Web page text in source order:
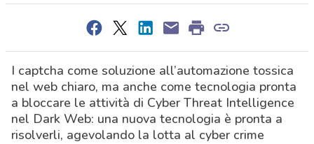
I captcha come soluzione all’automazione tossica
nel web chiaro, ma anche come tecnologia pronta
a bloccare le attività di Cyber Threat Intelligence
nel Dark Web: una nuova tecnologia è pronta a
risolverli, agevolando la lotta al cyber crime